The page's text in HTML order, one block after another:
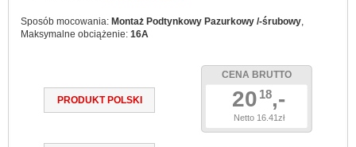
Sposób mocowania: Montaż Podtynkowy Pazurkowy /-śrubowy,
Maksymalne obciążenie: 16A
PRODUKT POLSKI
CENA BRUTTO
20 18,-
Netto 16.41zł